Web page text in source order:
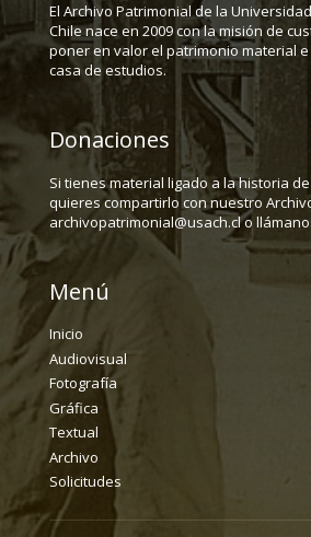
El Archivo Patrimonial de la
Chile nace en 2009 con la misión de
poner en valor el patrimonio material
casa de estudios.
Donaciones
Si tienes material ligado a la historia
quieres compartirlo con nuestro
archivopatrimonial@usach.cl o
Menú
Inicio
Audiovisual
Fotografía
Gráfica
Textual
Archivo
Solicitudes